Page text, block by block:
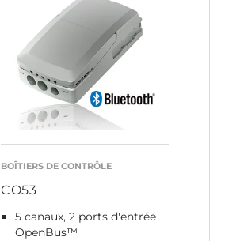
BOÎTIERS DE CONTRÔLE
CO53
5 canaux, 2 ports d'entrée
OpenBus™